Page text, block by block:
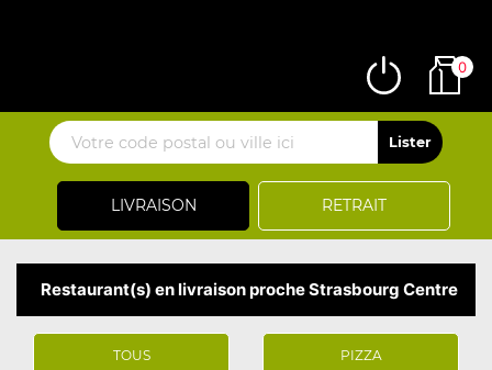
LIVRAISON RETRAIT
0
Restaurant(s) en livraison proche Strasbourg Centre
TOUS PIZZA